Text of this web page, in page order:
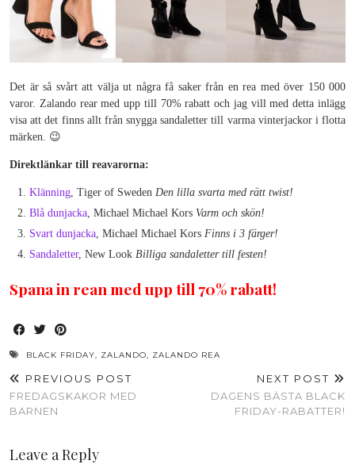
Det är så svårt att välja ut några få saker från en rea med över 150 000
varor. Zalando rear med upp till 70% rabatt och jag vill med detta inlägg
visa att det finns allt från snygga sandaletter till varma vinterjackor i flotta
märken. 😉
Direktlänkar till reavarorna:
Klänning, Tiger of Sweden Den lilla svarta med rätt twist!
Blå dunjacka, Michael Michael Kors Varm och skön!
Svart dunjacka, Michael Michael Kors Finns i 3 färger!
Sandaletter, New Look Billiga sandaletter till festen!
Spana in rean med upp till 70% rabatt!
BLACK FRIDAY, ZALANDO, ZALANDO REA
PREVIOUS POST
FREDAGSKAKOR MED
BARNEN
NEXT POST
DAGENS BÄSTA BLACK
FRIDAY-RABATTER!
Leave a Reply